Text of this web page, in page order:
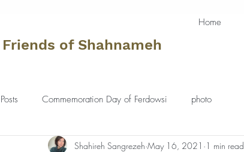
Friends of Shahnameh
Home
Commemoration Day of Ferdowsi photo
Shahireh Sangrezeh May 16, 2021 1 min read